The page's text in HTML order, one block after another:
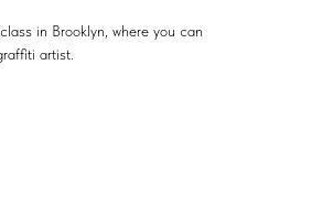
in Brooklyn, where you can
artist.